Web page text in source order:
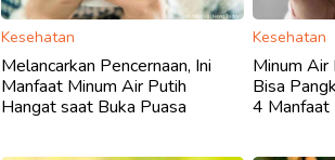
Kesehatan
Melancarkan Pencernaan, Ini
Manfaat Minum Air Putih
Hangat saat Buka Puasa
Kesehatan
Minum Air
Bisa
4 Manfaat